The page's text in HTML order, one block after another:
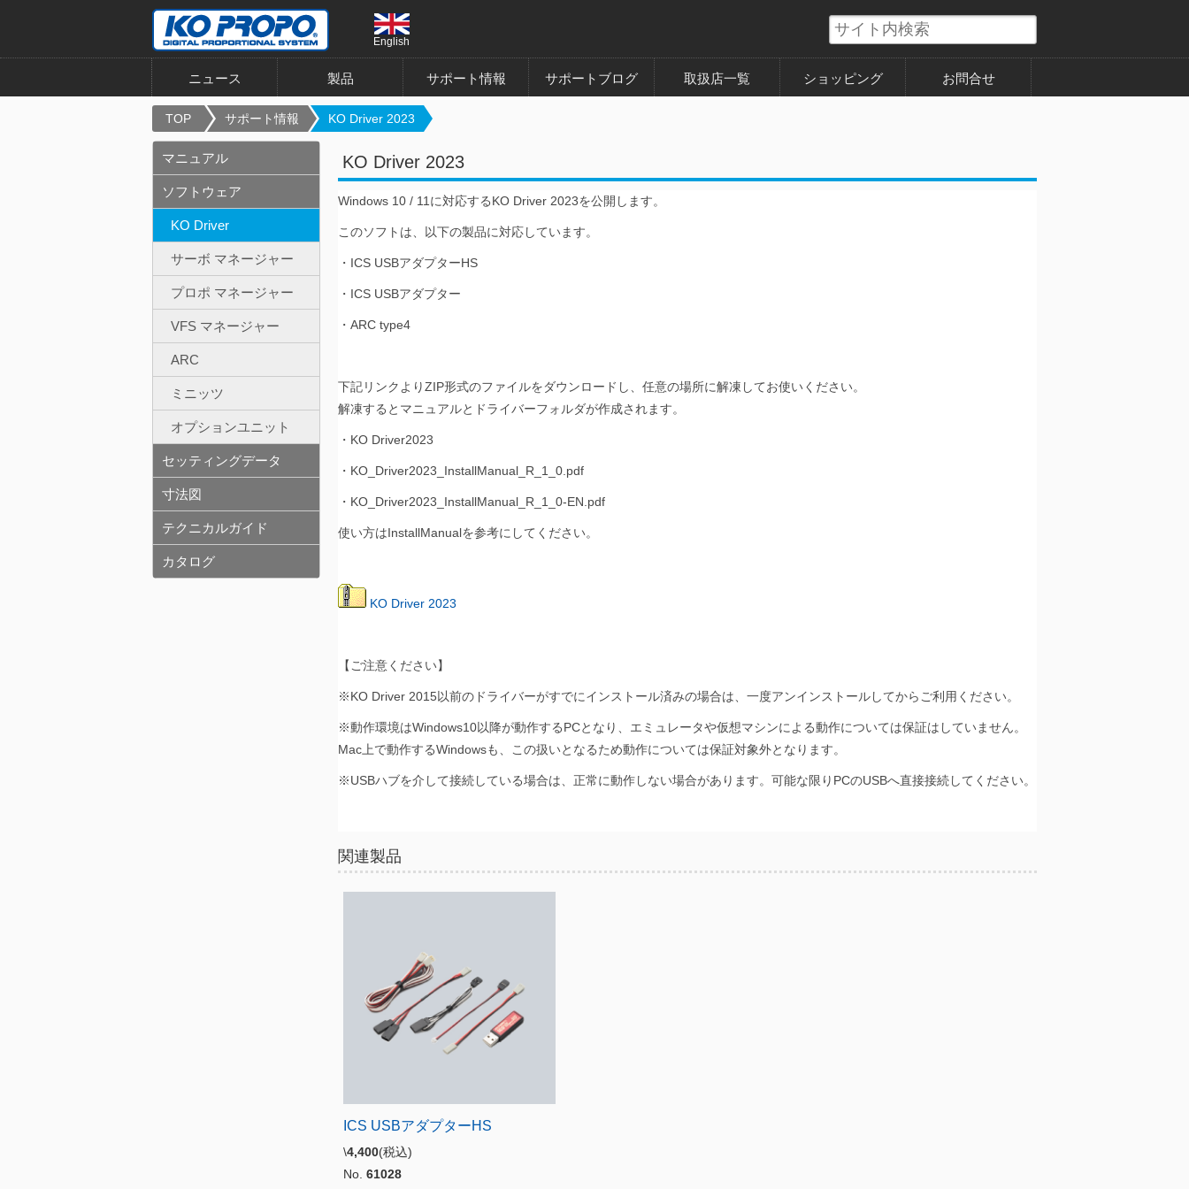
English
ニュース 製品 サポート情報 サポートブログ 取扱店一覧 ショッピング お問合せ
TOP サポート情報 KO Driver 2023
KO Driver 2023
Windows 10 / 11に対応するKO Driver 2023を公開します。
このソフトは、以下の製品に対応しています。
・ICS USBアダプターHS
・ICS USBアダプター
・ARC type4
下記リンクよりZIP形式のファイルをダウンロードし、任意の場所に解凍してお使いください。
解凍するとマニュアルとドライバーフォルダが作成されます。
・KO Driver2023
・KO_Driver2023_InstallManual_R_1_0.pdf
・KO_Driver2023_InstallManual_R_1_0-EN.pdf
使い方はInstallManualを参考にしてください。
KO Driver 2023
【ご注意ください】
※KO Driver 2015以前のドライバーがすでにインストール済みの場合は、一度アンインストールしてからご利用ください。
※動作環境はWindows10以降が動作するPCとなり、エミュレータや仮想マシンによる動作については保証はしていません。
Mac上で動作するWindowsも、この扱いとなるため動作については保証対象外となります。
※USBハブを介して接続している場合は、正常に動作しない場合があります。可能な限りPCのUSBへ直接接続してください。
関連製品
ICS USBアダプターHS
\4,400(税込)
No. 61028
マニュアル
ソフトウェア
KO Driver
サーボ マネージャー
プロポ マネージャー
VFS マネージャー
ARC
ミニッツ
オプションユニット
セッティングデータ
寸法図
テクニカルガイド
カタログ